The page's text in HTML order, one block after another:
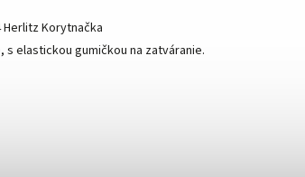
Korytnačka
s elastickou gumičkou na zatváranie.